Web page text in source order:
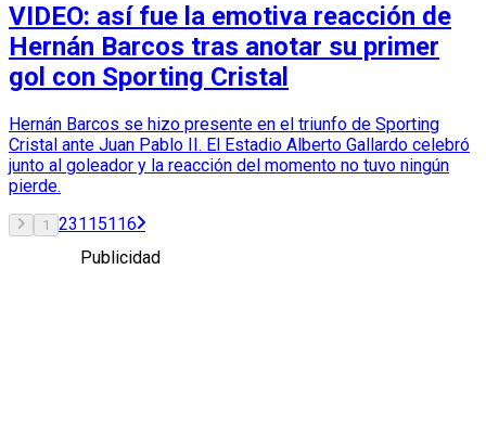
VIDEO: así fue la emotiva reacción de
Hernán Barcos tras anotar su primer
gol con Sporting Cristal
Hernán Barcos se hizo presente en el triunfo de Sporting
Cristal ante Juan Pablo II. El Estadio Alberto Gallardo celebró
junto al goleador y la reacción del momento no tuvo ningún
pierde.
1 23115116
Publicidad